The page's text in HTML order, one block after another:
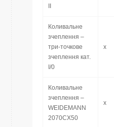
Коливальне
зчеплення –
три-точкове
зчеплення кат.
I/0
x
Коливальне
зчеплення –
WEIDEMANN
2070CX50
x